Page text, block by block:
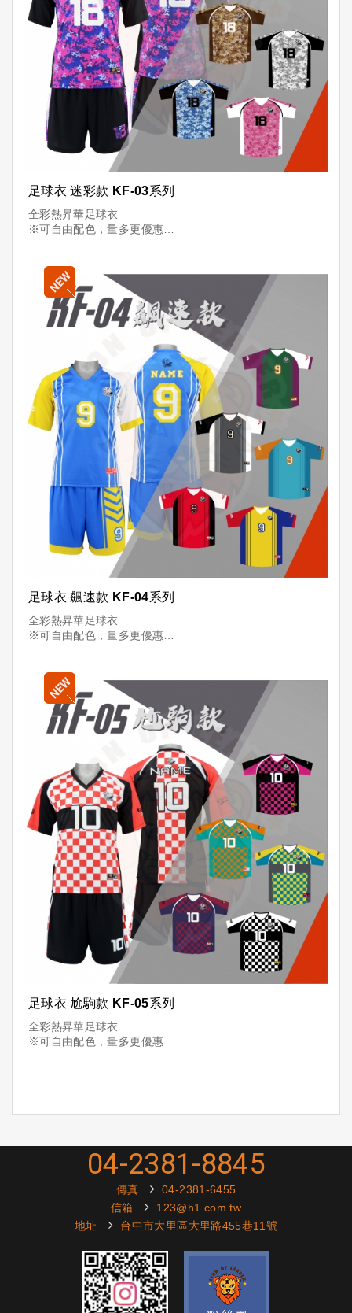
足球衣 迷彩款 KF-03系列
全彩熱昇華足球衣
※可自由配色，量多更優惠
足球衣 飆速款 KF-04系列
全彩熱昇華足球衣
※可自由配色，量多更優惠
足球衣 尬駒款 KF-05系列
全彩熱昇華足球衣
※可自由配色，量多更優惠
04-2381-8845
傳真
04-2381-6455
信箱
123@h1.com.tw
地址
台中市大里區大里路455巷11號